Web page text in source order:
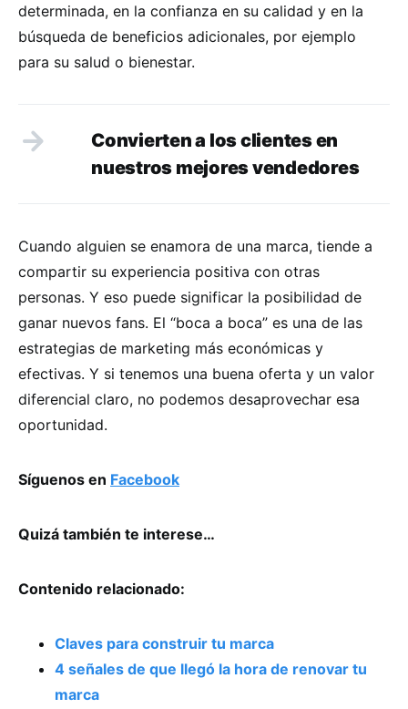
determinada, en la confianza en su calidad y en la
búsqueda de beneficios adicionales, por ejemplo
para su salud o bienestar.
Convierten a los clientes en
nuestros mejores vendedores
Cuando alguien se enamora de una marca, tiende a
compartir su experiencia positiva con otras
personas. Y eso puede significar la posibilidad de
ganar nuevos fans. El “boca a boca” es una de las
estrategias de marketing más económicas y
efectivas. Y si tenemos una buena oferta y un valor
diferencial claro, no podemos desaprovechar esa
oportunidad.
Síguenos en Facebook
Quizá también te interese…
Contenido relacionado:
Claves para construir tu marca
4 señales de que llegó la hora de renovar tu
marca